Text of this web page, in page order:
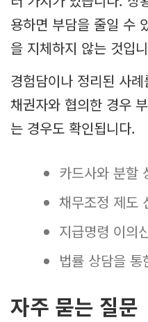
용하면 부담을 줄일 수
을 지체하지 않는 것입
경험담이나 정리된 사
채권자와 협의한 경우
는 경우도 확인됩니다.
카드사와 분할
채무조정 제도
지급명령 이의
법률 상담을
자주 묻는 질문